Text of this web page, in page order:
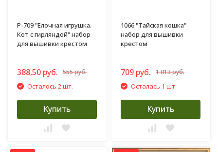
Р-709 "Елочная игрушка.
Кот с гирляндой" набор
для вышивки крестом
388,50 руб. 555 руб.
Осталось 2 шт.
Купить
1066 "Тайская кошка"
набор для вышивки
крестом
709 руб. 1 013 руб.
Осталась 1 шт.
Купить